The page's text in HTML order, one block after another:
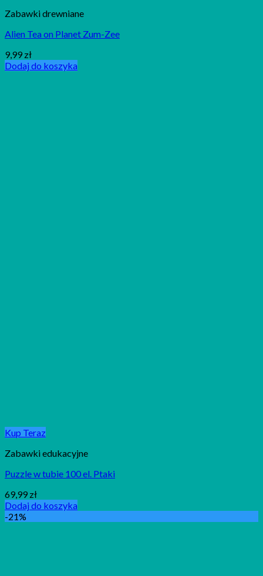
Zabawki drewniane
Alien Tea on Planet Zum-Zee
9,99 zł
Dodaj do koszyka
Kup Teraz
Zabawki edukacyjne
Puzzle w tubie 100 el. Ptaki
69,99 zł
Dodaj do koszyka
-21%